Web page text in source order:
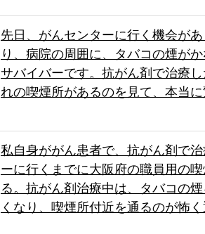
先日、がんセンターに行く機会が
り、病院の周囲に、タバコの煙が
サバイバーです。抗がん剤で治療
れの喫煙所があるのを見て、本当
私自身ががん患者で、抗がん剤で
ーに行くまでに大阪府の職員用の
る。抗がん剤治療中は、タバコの
くなり、喫煙所付近を通るのが怖